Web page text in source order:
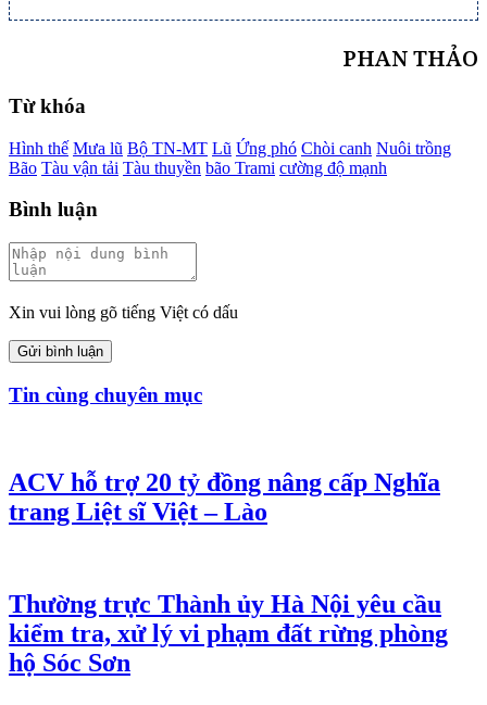
PHAN THẢO
Từ khóa
Hình thế Mưa lũ Bộ TN-MT Lũ Ứng phó Chòi canh Nuôi trồng
Bão Tàu vận tải Tàu thuyền bão Trami cường độ mạnh
Bình luận
Xin vui lòng gõ tiếng Việt có dấu
Gửi bình luận
Tin cùng chuyên mục
ACV hỗ trợ 20 tỷ đồng nâng cấp Nghĩa
trang Liệt sĩ Việt – Lào
Thường trực Thành ủy Hà Nội yêu cầu
kiểm tra, xử lý vi phạm đất rừng phòng
hộ Sóc Sơn